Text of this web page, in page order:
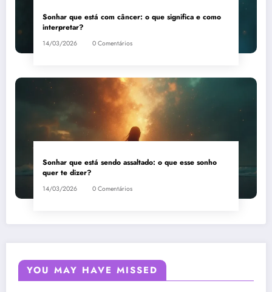
Sonhar que está com câncer: o que significa e como
interpretar?
14/03/2026 0 Comentários
Sonhar que está sendo assaltado: o que esse sonho
quer te dizer?
14/03/2026 0 Comentários
YOU MAY HAVE MISSED